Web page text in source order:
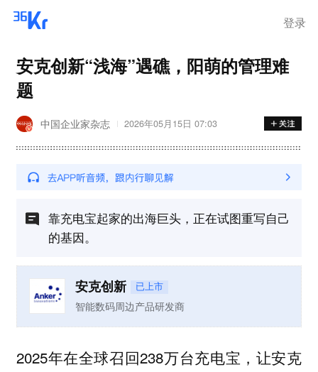
登录
安克创新“浅海”遇礁，阳萌的管理难
题
中国企业家杂志 2026年05月15日 07:03
靠充电宝起家的出海巨头，正在试图重写自己
的基因。
安克创新 已上市
智能数码周边产品研发商
2025年在全球召回238万台充电宝，让安克